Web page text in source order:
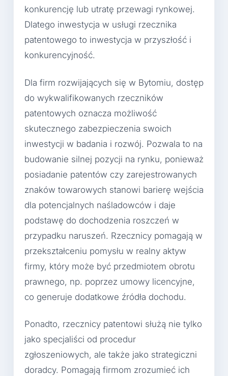
konkurencję lub utratę przewagi rynkowej.
Dlatego inwestycja w usługi rzecznika
patentowego to inwestycja w przyszłość i
konkurencyjność.
Dla firm rozwijających się w Bytomiu, dostęp
do wykwalifikowanych rzeczników
patentowych oznacza możliwość
skutecznego zabezpieczenia swoich
inwestycji w badania i rozwój. Pozwala to na
budowanie silnej pozycji na rynku, ponieważ
posiadanie patentów czy zarejestrowanych
znaków towarowych stanowi barierę wejścia
dla potencjalnych naśladowców i daje
podstawę do dochodzenia roszczeń w
przypadku naruszeń. Rzecznicy pomagają w
przekształceniu pomysłu w realny aktyw
firmy, który może być przedmiotem obrotu
prawnego, np. poprzez umowy licencyjne,
co generuje dodatkowe źródła dochodu.
Ponadto, rzecznicy patentowi służą nie tylko
jako specjaliści od procedur
zgłoszeniowych, ale także jako strategiczni
doradcy. Pomagają firmom zrozumieć ich